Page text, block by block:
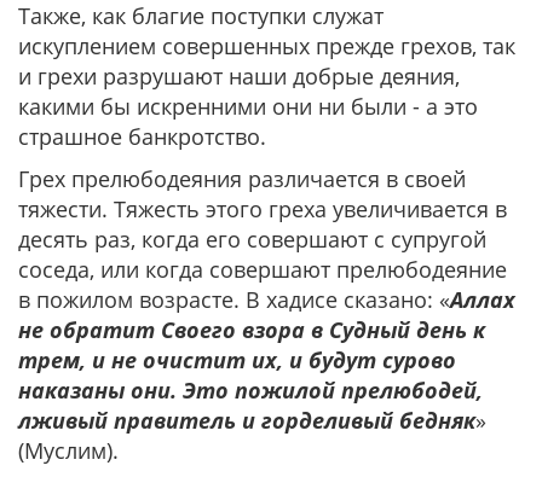
Также, как благие поступки служат
искуплением совершенных прежде грехов, так
и грехи разрушают наши добрые деяния,
какими бы искренними они ни были - а это
страшное банкротство.
Грех прелюбодеяния различается в своей
тяжести. Тяжесть этого греха увеличивается в
десять раз, когда его совершают с супругой
соседа, или когда совершают прелюбодеяние
в пожилом возрасте. В хадисе сказано: «Аллах
не обратит Своего взора в Судный день к
трем, и не очистит их, и будут сурово
наказаны они. Это пожилой прелюбодей,
лживый правитель и горделивый бедняк»
(Муслим).